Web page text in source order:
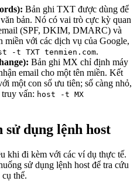
Bản ghi TXT được dùng để
bản. Nó có vai trò cực kỳ quan
(SPF, DKIM, DMARC) và
miền với các dịch vụ của Google,
-t TXT tenmien.com.
Bản ghi MX chỉ định máy
email cho một tên miền. Kết
một con số ưu tiên; số càng nhỏ,
vấn: host -t MX
dụng lệnh host
khi đi kèm với các ví dụ thực tế.
sử dụng lệnh host để tra cứu
thể.